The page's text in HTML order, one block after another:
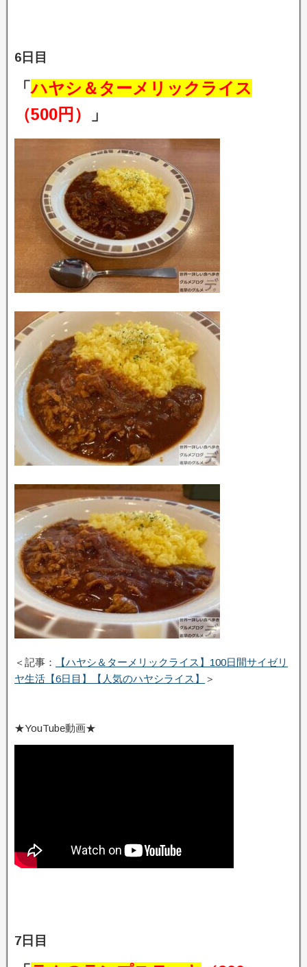
6日目
「ハヤシ＆ターメリックライス
（500円）
」
＜記事：
【ハヤシ＆ターメリックライス】100日間サイゼリ
ヤ生活【6日目】【人気のハヤシライス】
＞
★YouTube動画★
7日目